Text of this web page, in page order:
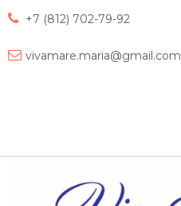
+7 (812) 702-79-92
vivamare.maria@gmail.com